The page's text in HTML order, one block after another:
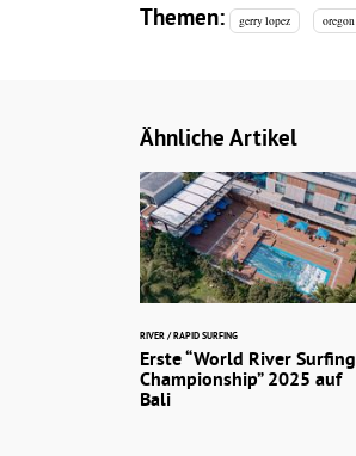
Themen: gerry lopez oregon
Ähnliche Artikel
RIVER / RAPID SURFING
Erste “World River Surfing
Championship” 2025 auf
Bali